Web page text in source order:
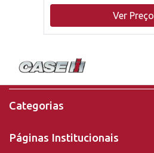
Ver Preço
Categorias
Páginas Institucionais